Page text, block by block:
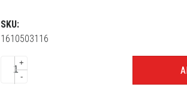
SKU:
1610503116
+
-